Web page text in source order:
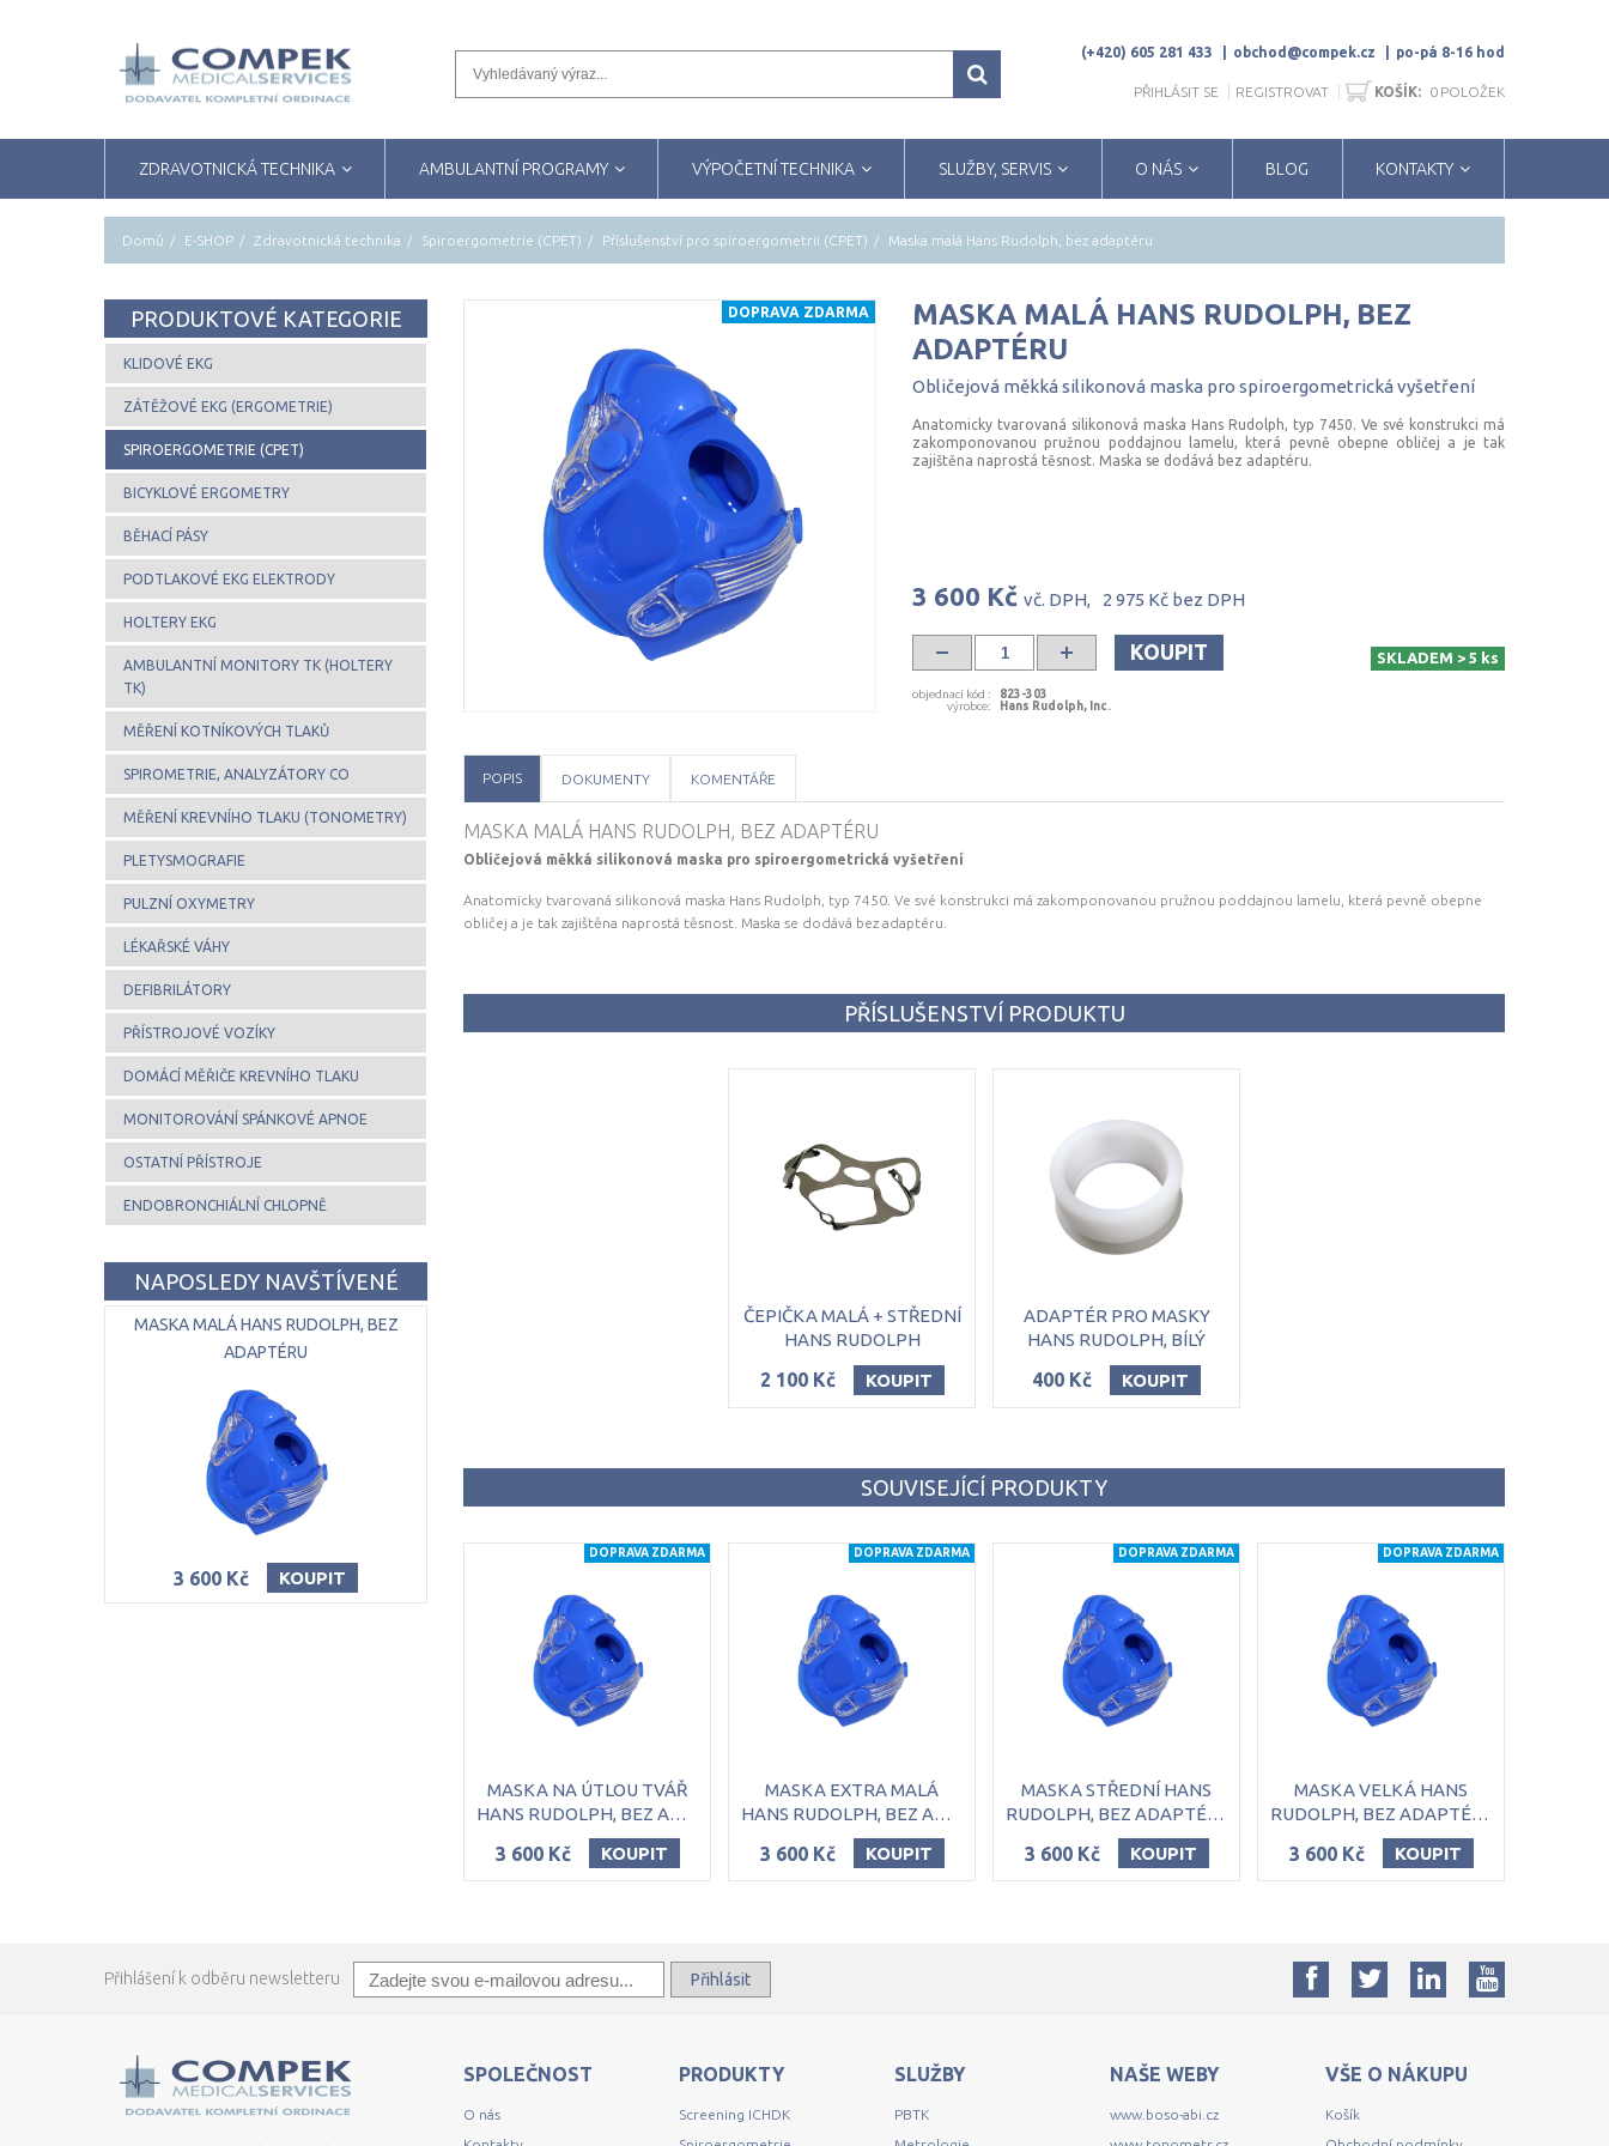
(+420) 605 281 433 obchod@compek.cz po-pá 8-16 hod
PŘIHLÁSIT SE REGISTROVAT KOŠÍK: 0 POLOŽEK
ZDRAVOTNICKÁ TECHNIKA AMBULANTNÍ PROGRAMY VÝPOČETNÍ TECHNIKA SLUŽBY, SERVIS O NÁS BLOG KONTAKTY
Domů E-SHOP Zdravotnická technika Spiroergometrie (CPET) Příslušenství pro spiroergometrii (CPET) Maska malá Hans Rudolph, bez adaptéru
DOPRAVA ZDARMA
MASKA MALÁ HANS RUDOLPH, BEZ
ADAPTÉRU
Obličejová měkká silikonová maska pro spiroergometrická vyšetření
Anatomicky tvarovaná silikonová maska Hans Rudolph, typ 7450. Ve své konstrukci má
zakomponovanou pružnou poddajnou lamelu, která pevně obepne obličej a je tak
zajištěna naprostá těsnost. Maska se dodává bez adaptéru.
3 600 Kč vč. DPH, 2 975 Kč bez DPH
KOUPIT SKLADEM > 5 ks
objednací kód :
823-303
výrobce: Hans Rudolph, Inc.
POPIS DOKUMENTY KOMENTÁŘE
MASKA MALÁ HANS RUDOLPH, BEZ ADAPTÉRU
Obličejová měkká silikonová maska pro spiroergometrická vyšetření
Anatomicky tvarovaná silikonová maska Hans Rudolph, typ 7450. Ve své konstrukci má zakomponovanou pružnou poddajnou lamelu, která pevně obepne
obličej a je tak zajištěna naprostá těsnost. Maska se dodává bez adaptéru.
PŘÍSLUŠENSTVÍ PRODUKTU
ČEPIČKA MALÁ + STŘEDNÍ
HANS RUDOLPH
2 100 Kč KOUPIT
ADAPTÉR PRO MASKY
HANS RUDOLPH, BÍLÝ
400 Kč KOUPIT
SOUVISEJÍCÍ PRODUKTY
DOPRAVA ZDARMA
MASKA NA ÚTLOU TVÁŘ
HANS RUDOLPH, BEZ ADAPTÉRU
3 600 Kč KOUPIT
DOPRAVA ZDARMA
MASKA EXTRA MALÁ
HANS RUDOLPH, BEZ ADAPTÉRU
3 600 Kč KOUPIT
DOPRAVA ZDARMA
MASKA STŘEDNÍ HANS
RUDOLPH, BEZ ADAPTÉRU
3 600 Kč KOUPIT
DOPRAVA ZDARMA
MASKA VELKÁ HANS
RUDOLPH, BEZ ADAPTÉRU
3 600 Kč KOUPIT
PRODUKTOVÉ KATEGORIE
KLIDOVÉ EKG
ZÁTĚŽOVÉ EKG (ERGOMETRIE)
SPIROERGOMETRIE (CPET)
BICYKLOVÉ ERGOMETRY
BĚHACÍ PÁSY
PODTLAKOVÉ EKG ELEKTRODY
HOLTERY EKG
AMBULANTNÍ MONITORY TK (HOLTERY
TK)
MĚŘENÍ KOTNÍKOVÝCH TLAKŮ
SPIROMETRIE, ANALYZÁTORY CO
MĚŘENÍ KREVNÍHO TLAKU (TONOMETRY)
PLETYSMOGRAFIE
PULZNÍ OXYMETRY
LÉKAŘSKÉ VÁHY
DEFIBRILÁTORY
PŘÍSTROJOVÉ VOZÍKY
DOMÁCÍ MĚŘIČE KREVNÍHO TLAKU
MONITOROVÁNÍ SPÁNKOVÉ APNOE
OSTATNÍ PŘÍSTROJE
ENDOBRONCHIÁLNÍ CHLOPNĚ
NAPOSLEDY NAVŠTÍVENÉ
MASKA MALÁ HANS RUDOLPH, BEZ
ADAPTÉRU
3 600 Kč KOUPIT
Přihlášení k odběru newsletteru Přihlásit
SPOLEČNOST
O nás
PRODUKTY
Screening ICHDK
SLUŽBY
PBTK
NAŠE WEBY
www.boso-abi.cz
VŠE O NÁKUPU
Košík